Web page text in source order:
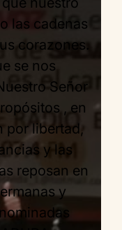
una
que impacta
a quienes
que
de los
a los que
que